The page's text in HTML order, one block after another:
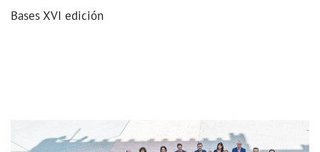
Bases XVI edición